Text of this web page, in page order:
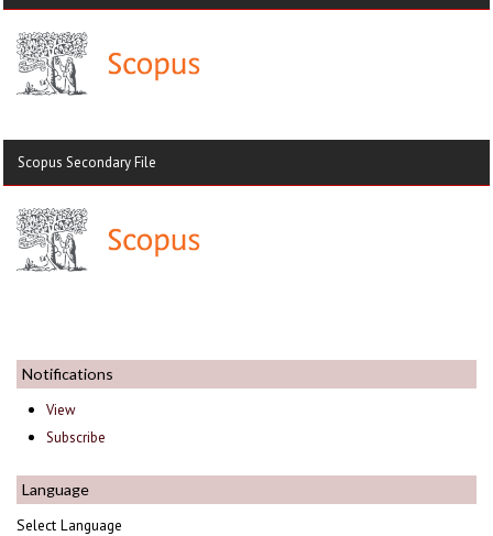
Scopus Secondary File
Notifications
View
Subscribe
Language
Select Language